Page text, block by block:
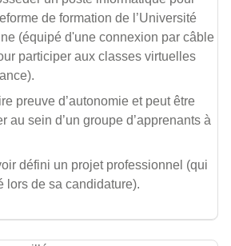
de formation de l’Université
(équipé d'une connexion par câble
participer aux classes virtuelles
preuve d’autonomie et peut être
au sein d’un groupe d’apprenants à
défini un projet professionnel (qui
lors de sa candidature).